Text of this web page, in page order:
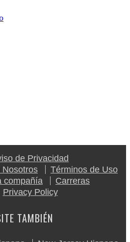
de Privacidad
Nosotros
Términos de Uso
compañía
Carreras
Privacy Policy
TAMBIÉN